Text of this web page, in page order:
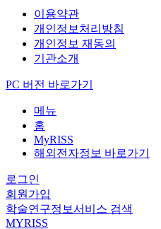
이용약관
개인정보처리방침
개인정보 재동의
기관소개
PC 버전 바로가기
메뉴
홈
MyRISS
해외전자정보 바로가기
로그인
회원가입
학술연구정보서비스 검색
MYRISS